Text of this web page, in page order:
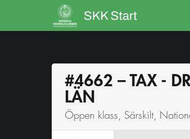
#4662 – TAX -
LÄN
Öppen klass, Särskilt,